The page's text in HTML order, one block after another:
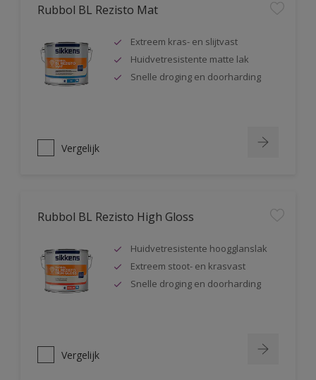
Rubbol BL Rezisto Mat
Extreem kras- en slijtvast
Huidvetresistente matte lak
Snelle droging en doorharding
Vergelijk
Rubbol BL Rezisto High Gloss
Huidvetresistente hoogglanslak
Extreem stoot- en krasvast
Snelle droging en doorharding
Vergelijk